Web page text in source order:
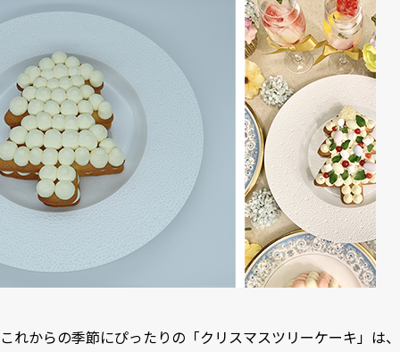
これからの季節にぴったりの「クリスマスツリーケーキ」は、